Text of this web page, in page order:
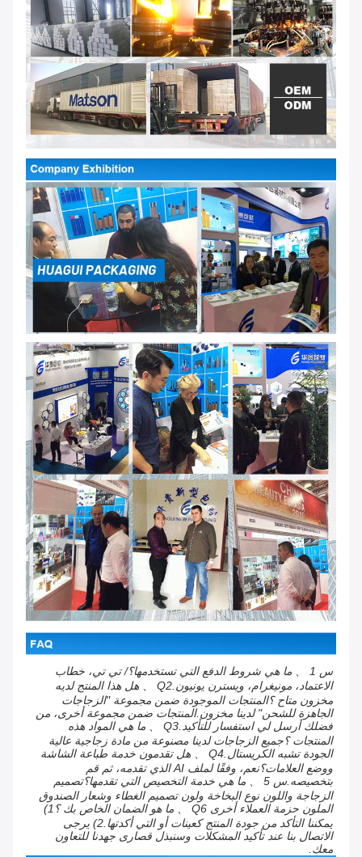
س 1 、 ما هي شروط الدفع التي تستخدمها؟/ تي تي، خطاب
الاعتماد، مونيغرام، ويسترن يونيون.Q2 、 هل هذا المنتج لديه
مخزون متاح ؟المنتجات الموجودة ضمن مجموعة "الزجاجات
الجاهزة للشحن" لدينا مخزون.المنتجات ضمن مجموعة أخرى، من
فضلك أرسل لي استفسار للتأكيد.Q3 、 ما هي المواد هذه
المنتجات ؟جميع الزجاجات لدينا مصنوعة من مادة زجاجية عالية
الجودة تشبه الكريستال.Q4 、 هل تقدمون خدمة طباعة الشاشة
ووضع العلامات؟نعم، وفقًا لملف AI الذي تقدمه، ثم قم
بتخصيصه.س 5 、 ما هي خدمة التخصيص التي تقدمها؟تصميم
الزجاجة واللون نوع البخاخة ولون تصميم الغطاء وشعار الصندوق
الملون حزمة العملاء أخرى Q6 、 ما هو الضمان الخاص بك ؟1)
يمكننا التأكد من جودة المنتج كعينات أو التي أكدتها.2) يرجى
الاتصال بنا عند تأكيد المشكلات وسنبذل قصارى جهدنا للتعاون
معك.